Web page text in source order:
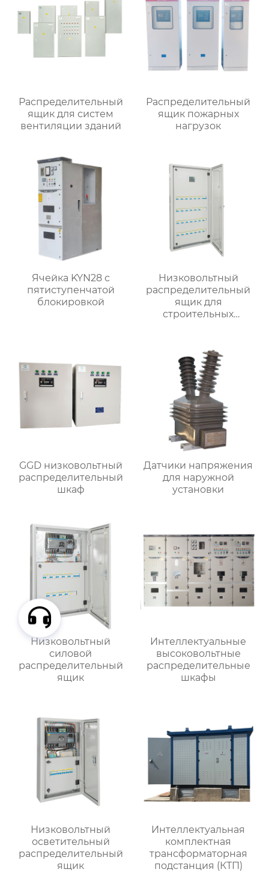
Распределительный
ящик для систем
вентиляции зданий
Распределительный
ящик пожарных
нагрузок
Ячейка KYN28 с
пятиступенчатой
блокировкой
Низковольтный
распределительный
ящик для
строительных
GGD низковольтный
распределительный
шкаф
Датчики напряжения
для наружной
установки
Низковольтный
силовой
распределительный
ящик
Интеллектуальные
высоковольтные
распределительные
шкафы
Низковольтный
осветительный
распределительный
ящик
Интеллектуальная
комплектная
трансформаторная
подстанция (КТП)